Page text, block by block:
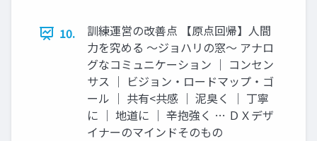
10.
訓練運営の改善点 【原点回帰】人間
力を究める ～ジョハリの窓～ アナロ
グなコミュニケーション ｜ コンセン
サス ｜ ビジョン・ロードマップ・ゴ
ール ｜ 共有<共感 ｜ 泥臭く ｜ 丁寧
に ｜ 地道に ｜ 辛抱強く … ＤＸデザ
イナーのマインドそのもの